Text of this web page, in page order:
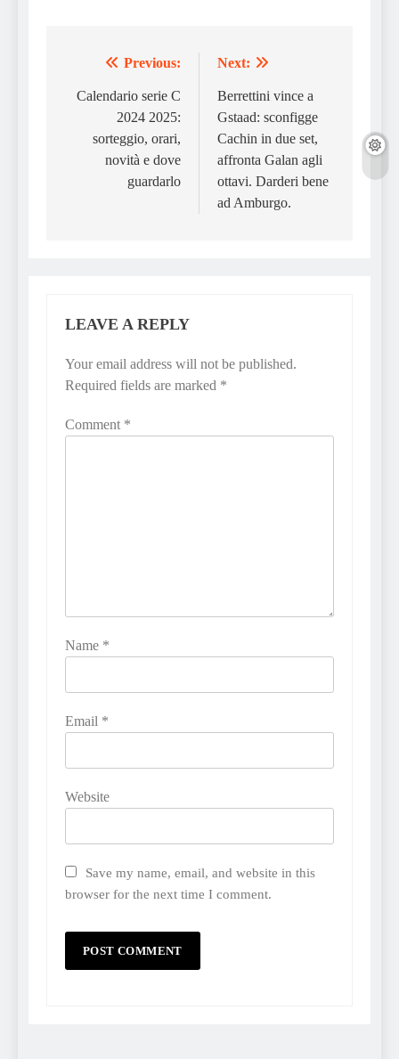
navigation
Previous:
Calendario serie C
2024 2025:
sorteggio, orari,
novità e dove
guardarlo
Next:
Berrettini vince a
Gstaad: sconfigge
Cachin in due set,
affronta Galan agli
ottavi. Darderi bene
ad Amburgo.
LEAVE A REPLY
Your email address will not be published.
Required fields are marked *
Comment *
Name *
Email *
Website
Save my name, email, and website in this
browser for the next time I comment.